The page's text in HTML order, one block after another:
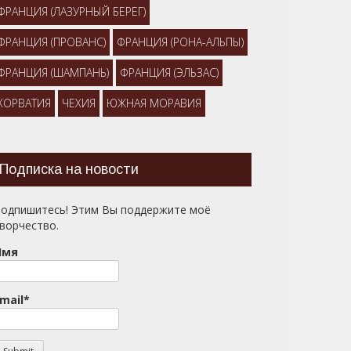
(ЛАЗУРНЫЙ БЕРЕГ)
(ПРОВАНС) ФРАНЦИЯ (РОНА-АЛЬПЫ)
(ШАМПАНЬ) ФРАНЦИЯ (ЭЛЬЗАС)
ЧЕХИЯ ЮЖНАЯ МОРАВИЯ
Подписка на новости
Этим Вы поддержите моё